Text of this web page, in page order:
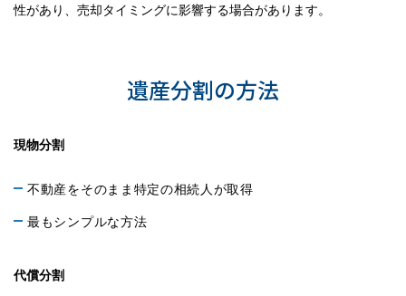
性があり、売却タイミングに影響する場合があります。
遺産分割の方法
現物分割
不動産をそのまま特定の相続人が取得
最もシンプルな方法
代償分割